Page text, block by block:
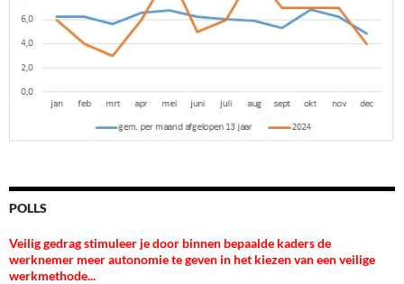
POLLS
Veilig gedrag stimuleer je door binnen bepaalde kaders de
werknemer meer autonomie te geven in het kiezen van een veilige
werkmethode...